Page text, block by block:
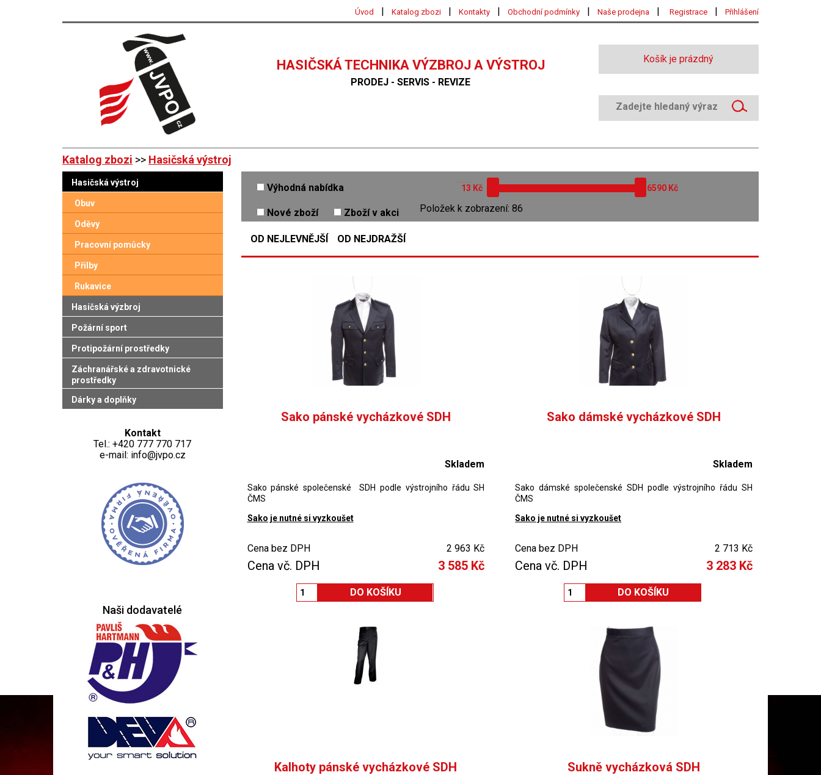
Úvod | Katalog zbozi | Kontakty | Obchodní podmínky | Naše prodejna | Registrace | Přihlášení
HASIČSKÁ TECHNIKA VÝZBROJ A VÝSTROJ
PRODEJ - SERVIS - REVIZE
Košík je prázdný
Katalog zbozi >> Hasičská výstroj
Hasičská výstroj
Obuv
Oděvy
Pracovní pomůcky
Přilby
Rukavice
Hasičská výzbroj
Požární sport
Protipožární prostředky
Záchranářské a zdravotnické
prostředky
Dárky a doplňky
Kontakt
Tel.: +420 777 770 717
e-mail: info@jvpo.cz
Naši dodavatelé
Výhodná nabídka
Nové zboží Zboží v akci
Kč Kč
Položek k zobrazení: 86
OD NEJLEVNĚJŠÍ OD NEJDRAŽŠÍ
Sako pánské vycházkové SDH
Skladem
Sako pánské společenské SDH podle výstrojního řádu SH
ČMS
Sako je nutné si vyzkoušet
Cena bez DPH 2 963 Kč
Cena vč. DPH 3 585 Kč
Sako dámské vycházkové SDH
Skladem
Sako dámské společenské SDH podle výstrojního řádu SH
ČMS
Sako je nutné si vyzkoušet
Cena bez DPH 2 713 Kč
Cena vč. DPH 3 283 Kč
Kalhoty pánské vycházkové SDH Sukně vycházková SDH